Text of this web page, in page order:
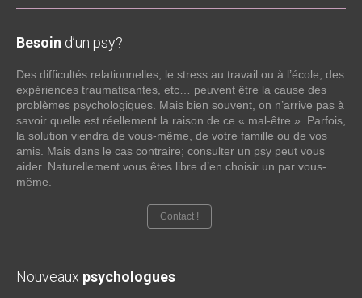
Besoin d’un psy?
Des difficultés relationnelles, le stress au travail ou à l’école, des
expériences traumatisantes, etc… peuvent être la cause des
problèmes psychologiques. Mais bien souvent, on n’arrive pas à
savoir quelle est réellement la raison de ce « mal-être ». Parfois,
la solution viendra de vous-même, de votre famille ou de vos
amis. Mais dans le cas contraire; consulter un psy peut vous
aider. Naturellement vous êtes libre d’en choisir un par vous-
même.
Contact !
Nouveaux psychologues